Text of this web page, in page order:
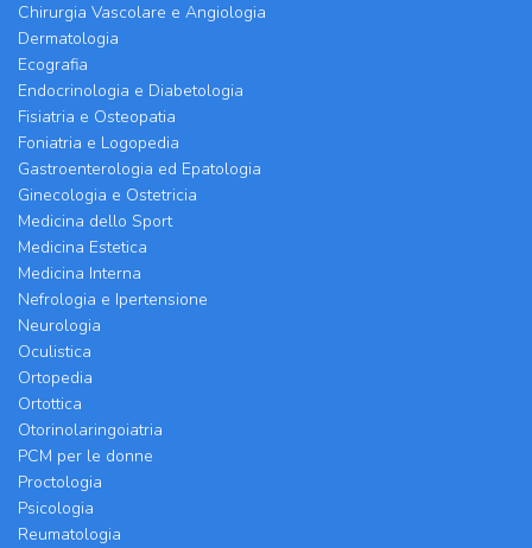
Chirurgia Vascolare e Angiologia
Dermatologia
Ecografia
Endocrinologia e Diabetologia
Fisiatria e Osteopatia
Foniatria e Logopedia
Gastroenterologia ed Epatologia
Ginecologia e Ostetricia
Medicina dello Sport
Medicina Estetica
Medicina Interna
Nefrologia e Ipertensione
Neurologia
Oculistica
Ortopedia
Ortottica
Otorinolaringoiatria
PCM per le donne
Proctologia
Psicologia
Reumatologia